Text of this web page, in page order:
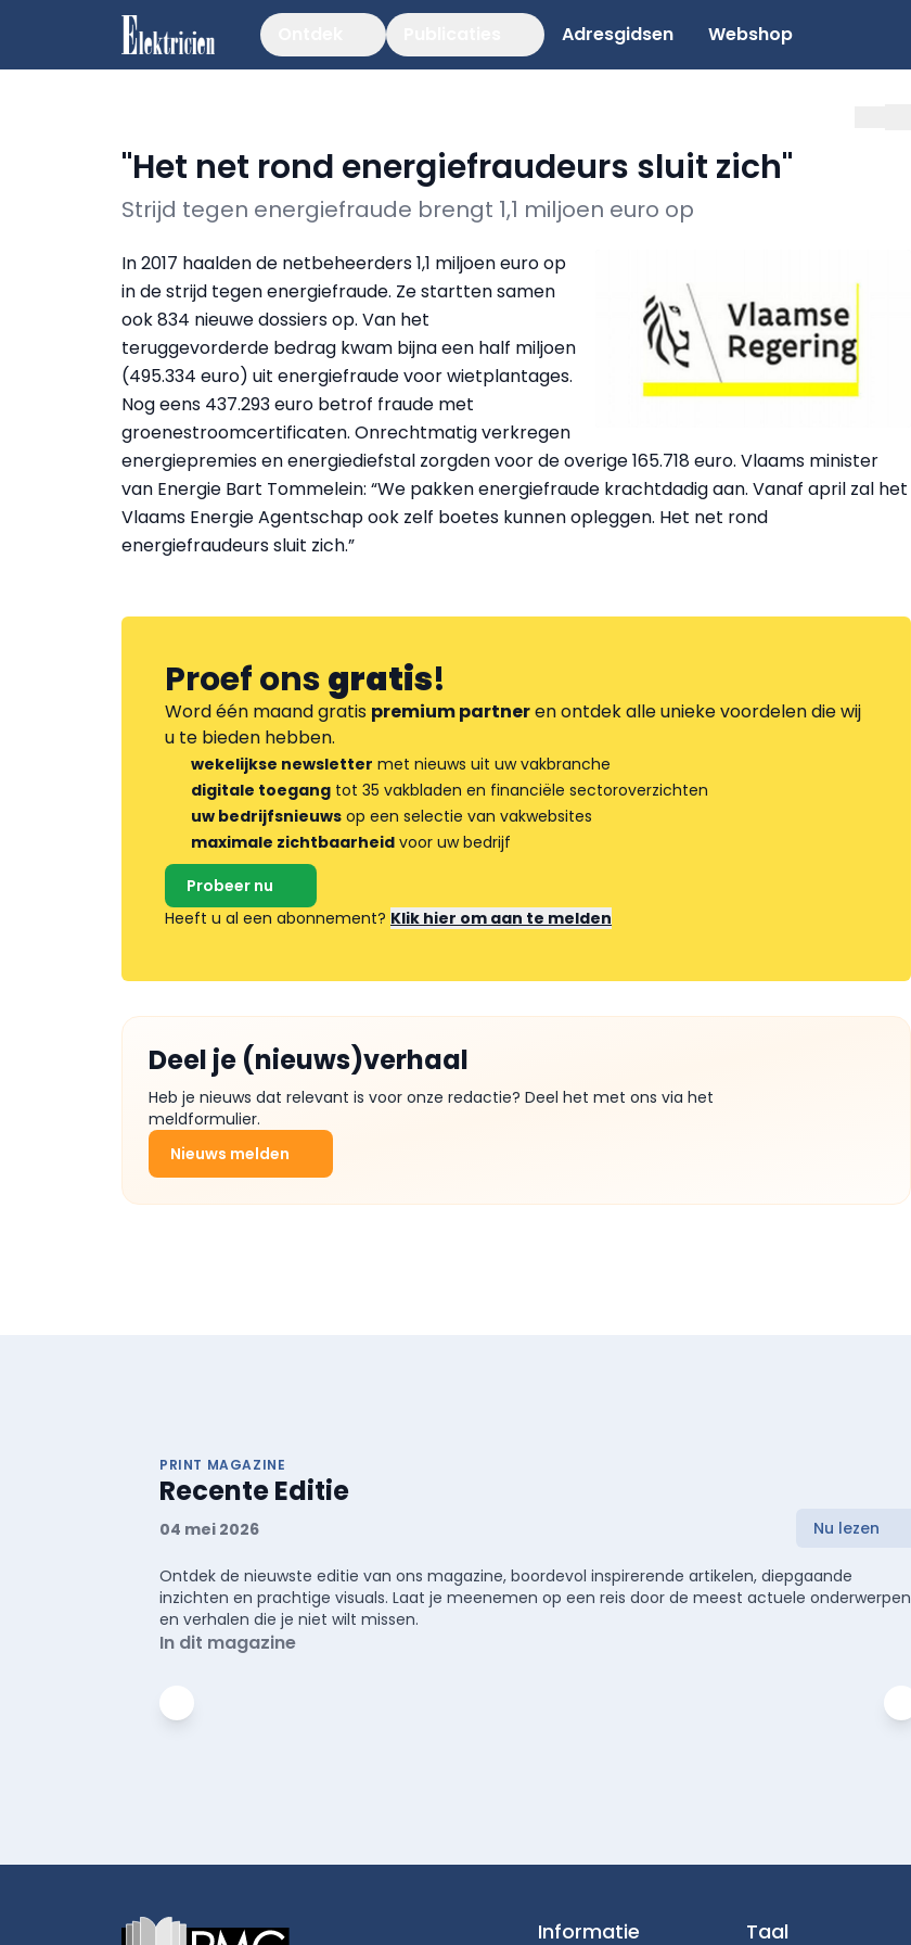
Adresgidsen Webshop
"Het net rond energiefraudeurs sluit zich"
Strijd tegen energiefraude brengt 1,1 miljoen euro op
In 2017 haalden de netbeheerders 1,1 miljoen euro op
in de strijd tegen energiefraude. Ze startten samen
ook 834 nieuwe dossiers op. Van het
teruggevorderde bedrag kwam bijna een half miljoen
(495.334 euro) uit energiefraude voor wietplantages.
Nog eens 437.293 euro betrof fraude met
groenestroomcertificaten. Onrechtmatig verkregen
energiepremies en energiediefstal zorgden voor de overige 165.718 euro. Vlaams minister
van Energie Bart Tommelein: “We pakken energiefraude krachtdadig aan. Vanaf april zal het
Vlaams Energie Agentschap ook zelf boetes kunnen opleggen. Het net rond
energiefraudeurs sluit zich.”
Proef onsgratis!
Word één maand gratis premium partneren ontdek alle unieke voordelen die wij
u te bieden hebben.
wekelijkse newsletter met nieuws uit uw vakbranche
digitale toegang tot 35 vakbladen en financiële sectoroverzichten
uw bedrijfsnieuws op een selectie van vakwebsites
maximale zichtbaarheid voor uw bedrijf
Probeer nu
Heeft u al een abonnement? Klik hier om aan te melden
Deel je (nieuws)verhaal
Heb je nieuws dat relevant is voor onze redactie? Deel het met ons via het
meldformulier.
Nieuws melden
PRINT MAGAZINE
Recente Editie
04 mei 2026 Nu lezen
Ontdek de nieuwste editie van ons magazine, boordevol inspirerende artikelen, diepgaande
inzichten en prachtige visuals. Laat je meenemen op een reis door de meest actuele onderwerpen
en verhalen die je niet wilt missen.
In dit magazine
Informatie Taal